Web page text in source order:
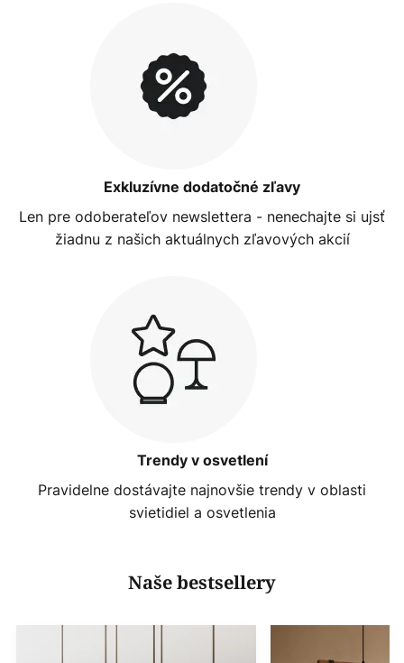
Exkluzívne dodatočné zľavy
Len pre odoberateľov newslettera - nenechajte si ujsť
žiadnu z našich aktuálnych zľavových akcií
Trendy v osvetlení
Pravidelne dostávajte najnovšie trendy v oblasti
svietidiel a osvetlenia
Naše bestsellery